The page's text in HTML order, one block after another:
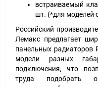
встраиваемый
шт. (*для моделей
Российский
Лемакс предлагает
панельных
модели разных
подключения, что
труда подобрать